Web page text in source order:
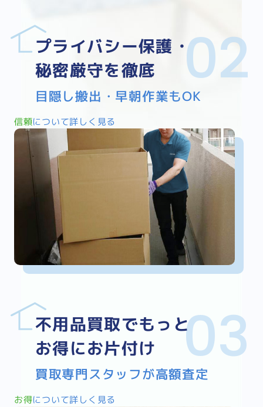
プライバシー保護・
秘密厳守を徹底
目隠し搬出・早朝作業もOK
信頼について詳しく見る
不用品買取でもっと
お得にお片付け
買取専門スタッフが高額査定
お得について詳しく見る